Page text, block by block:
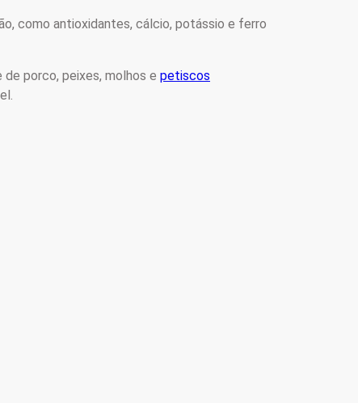
como antioxidantes, cálcio, potássio e ferro
porco, peixes, molhos e petiscos